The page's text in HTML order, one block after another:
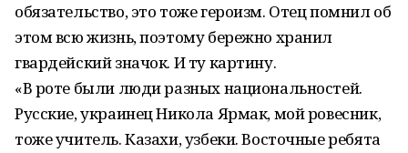
обязательство, это тоже героизм. Отец помнил об
этом всю жизнь, поэтому бережно хранил
гвардейский значок. И ту картину.
«В роте были люди разных национальностей.
Русские, украинец Никола Ярмак, мой ровесник,
тоже учитель. Казахи, узбеки. Восточные ребята